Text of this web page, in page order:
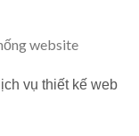
website
vụ thiết kế web